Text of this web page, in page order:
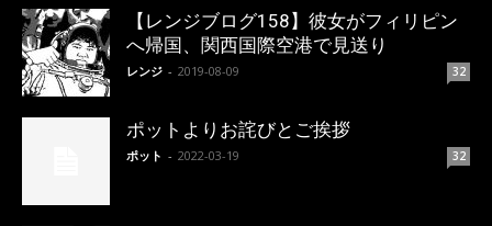
【レンジブログ158】彼女がフィリピン
へ帰国、関西国際空港で見送り
レンジ - 2019-08-09 32
ポットよりお詫びとご挨拶
ポット - 2022-03-19 32